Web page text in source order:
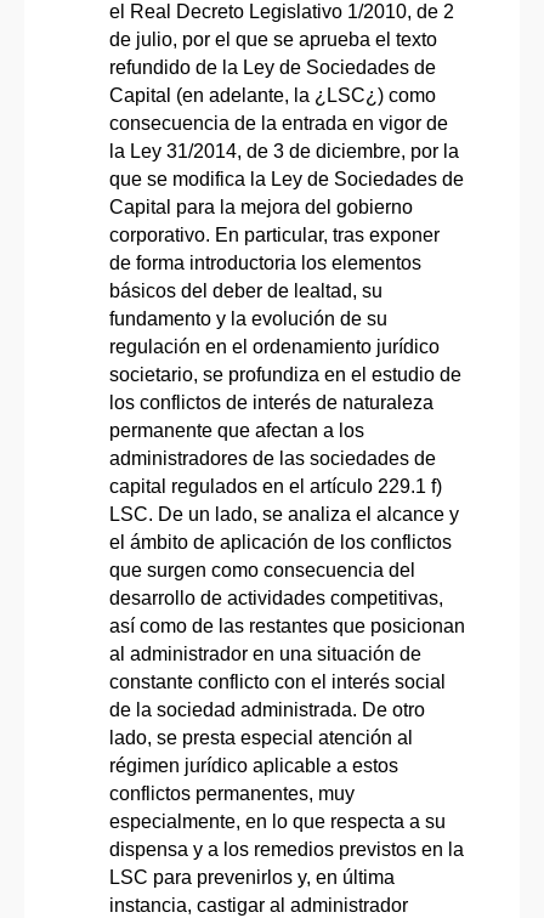
el Real Decreto Legislativo 1/2010, de 2
de julio, por el que se aprueba el texto
refundido de la Ley de Sociedades de
Capital (en adelante, la ¿LSC¿) como
consecuencia de la entrada en vigor de
la Ley 31/2014, de 3 de diciembre, por la
que se modifica la Ley de Sociedades de
Capital para la mejora del gobierno
corporativo. En particular, tras exponer
de forma introductoria los elementos
básicos del deber de lealtad, su
fundamento y la evolución de su
regulación en el ordenamiento jurídico
societario, se profundiza en el estudio de
los conflictos de interés de naturaleza
permanente que afectan a los
administradores de las sociedades de
capital regulados en el artículo 229.1 f)
LSC. De un lado, se analiza el alcance y
el ámbito de aplicación de los conflictos
que surgen como consecuencia del
desarrollo de actividades competitivas,
así como de las restantes que posicionan
al administrador en una situación de
constante conflicto con el interés social
de la sociedad administrada. De otro
lado, se presta especial atención al
régimen jurídico aplicable a estos
conflictos permanentes, muy
especialmente, en lo que respecta a su
dispensa y a los remedios previstos en la
LSC para prevenirlos y, en última
instancia, castigar al administrador